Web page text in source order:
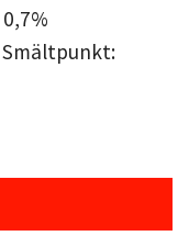
Smältpunkt: